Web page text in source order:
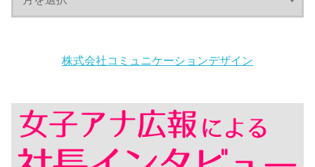
株式会社コミュニケーションデザイン